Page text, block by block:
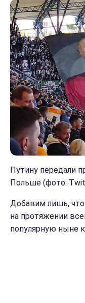
Путину передали
Польше (фото:
Добавим лишь,
на протяжении
популярную ныне